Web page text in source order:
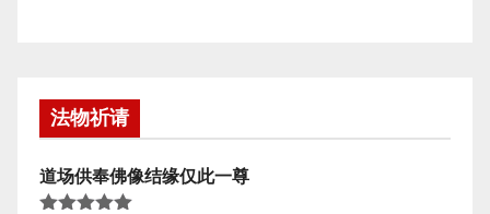
法物祈请
道场供奉佛像结缘仅此一尊